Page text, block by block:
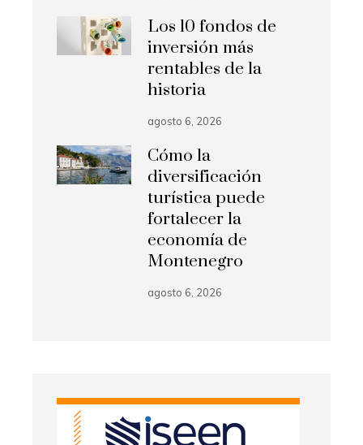
Los 10 fondos de
inversión más
rentables de la
historia
agosto 6, 2026
Cómo la
diversificación
turística puede
fortalecer la
economía de
Montenegro
agosto 6, 2026